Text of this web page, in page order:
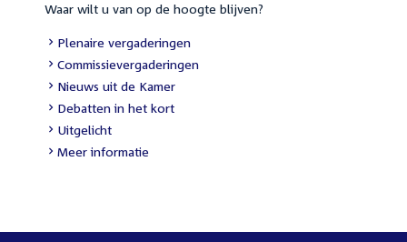
Waar wilt u van op de hoogte blijven?
External
link:
Plenaire vergaderingen
External
link:
Commissievergaderingen
External
link:
Nieuws uit de Kamer
External
link:
Debatten in het kort
External
link:
Uitgelicht
Meer informatie